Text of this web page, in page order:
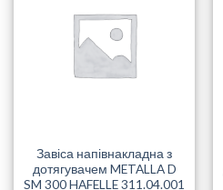
Завіса напівнакладна з
дотягувачем METALLA D
SM 300 HAFELLE 311.04.001